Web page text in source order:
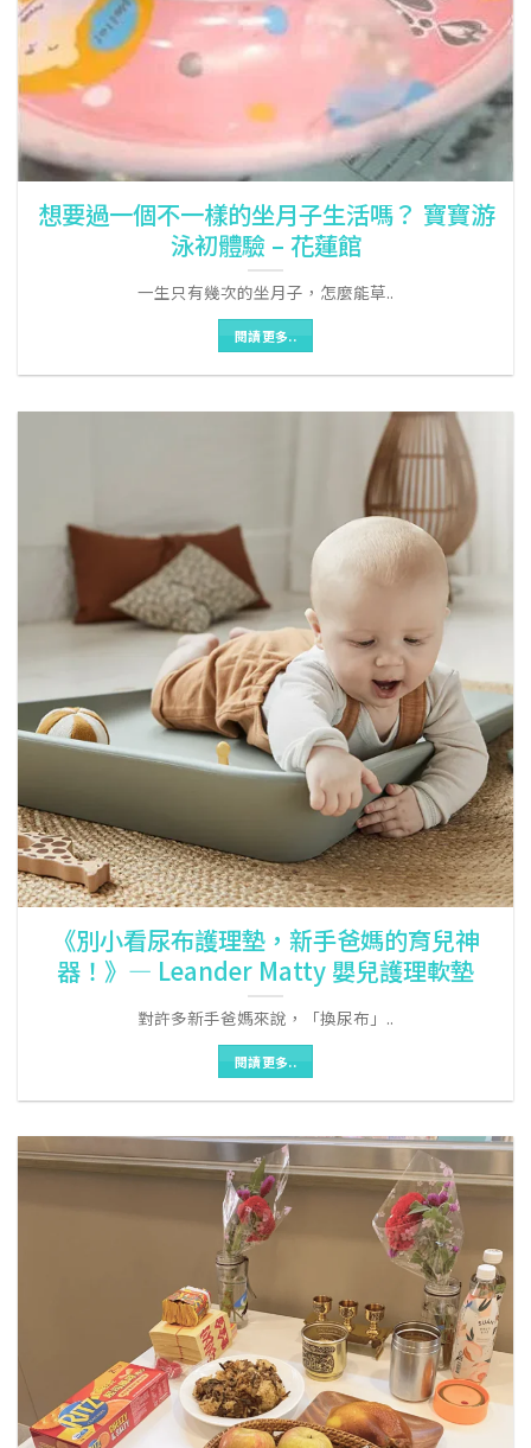
想要過一個不一樣的坐月子生活嗎？ 寶寶游
泳初體驗 – 花蓮館
一生只有幾次的坐月子，怎麼能草..
閱讀更多..
《別小看尿布護理墊，新手爸媽的育兒神
器！》— Leander Matty 嬰兒護理軟墊
對許多新手爸媽來說，「換尿布」..
閱讀更多..